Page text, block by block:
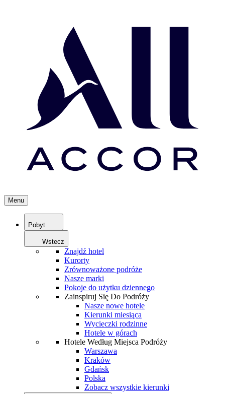
Menu
Pobyt
Wstecz
Znajdź hotel
Kurorty
Zrównoważone podróże
Nasze marki
Pokoje do użytku dziennego
Zainspiruj Się Do Podróży
Nasze nowe hotele
Kierunki miesiąca
Wycieczki rodzinne
Hotele w górach
Hotele Według Miejsca Podróży
Warszawa
Kraków
Gdańsk
Polska
Zobacz wszystkie kierunki